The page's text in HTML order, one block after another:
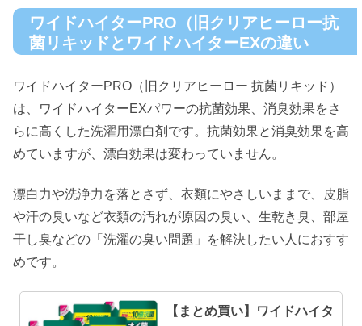
ワイドハイターPRO（旧クリアヒーロー抗
菌リキッドとワイドハイターEXの違い
ワイドハイターPRO（旧クリアヒーロー 抗菌リキッド）
は、ワイドハイターEXパワーの抗菌効果、消臭効果をさ
らに高くした洗濯用漂白剤です。抗菌効果と消臭効果を高
めていますが、漂白効果は変わっていません。
漂白力や洗浄力を落とさず、衣類にやさしいままで、皮脂
や汗の臭いなど衣類の汚れが原因の臭い、生乾き臭、部屋
干し臭などの「洗濯の臭い問題」を解決したい人におすす
めです。
【まとめ買い】ワイドハイタ